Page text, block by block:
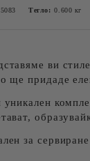
Тегло: 0.600 кг
ви
ще придаде
уникален
за